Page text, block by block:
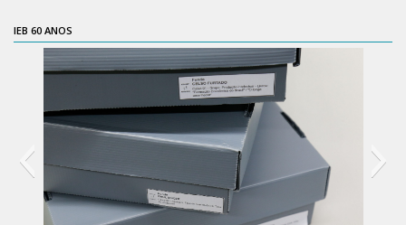
Dedalus
Coleção de Artes Visuais
Sobre
IEB 60 ANOS